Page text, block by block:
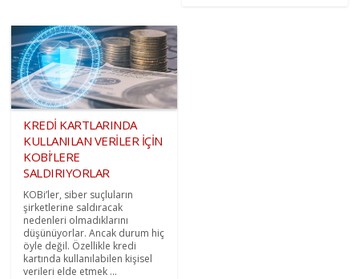
KREDİ KARTLARINDA
KULLANILAN VERİLER İÇİN
KOBİ’LERE
SALDIRIYORLAR
KOBi’ler, siber suçluların
şirketlerine saldıracak
nedenleri olmadıklarını
düşünüyorlar. Ancak durum hiç
öyle değil. Özellikle kredi
kartında kullanılabilen kişisel
verileri elde etmek ...